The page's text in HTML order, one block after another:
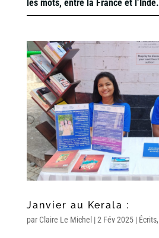
les mots, entre la France et l’Inde.
Janvier au Kerala :
par Claire Le Michel |2 Fév 2025| Écrits,